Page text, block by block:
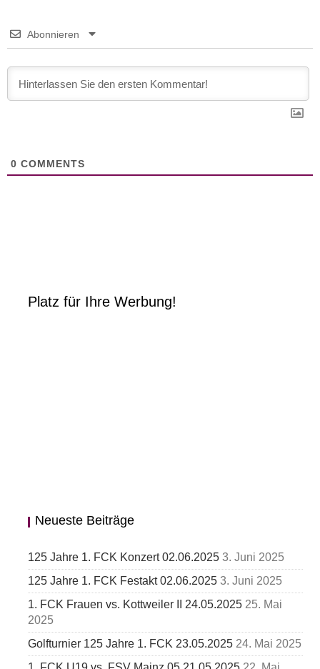
Abonnieren
0 COMMENTS
Platz für Ihre Werbung!
Neueste Beiträge
125 Jahre 1. FCK Konzert 02.06.2025 3. Juni 2025
125 Jahre 1. FCK Festakt 02.06.2025 3. Juni 2025
1. FCK Frauen vs. Kottweiler II 24.05.2025 25. Mai
2025
Golfturnier 125 Jahre 1. FCK 23.05.2025 24. Mai 2025